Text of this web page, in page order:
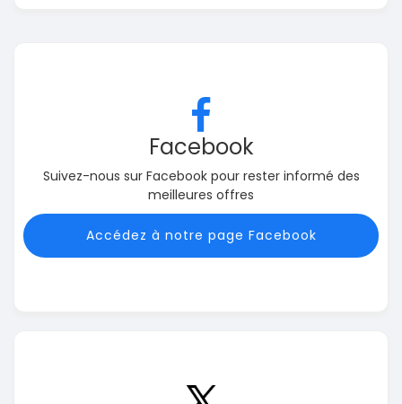
Facebook
Suivez-nous sur Facebook pour rester informé des
meilleures offres
Accédez à notre page Facebook